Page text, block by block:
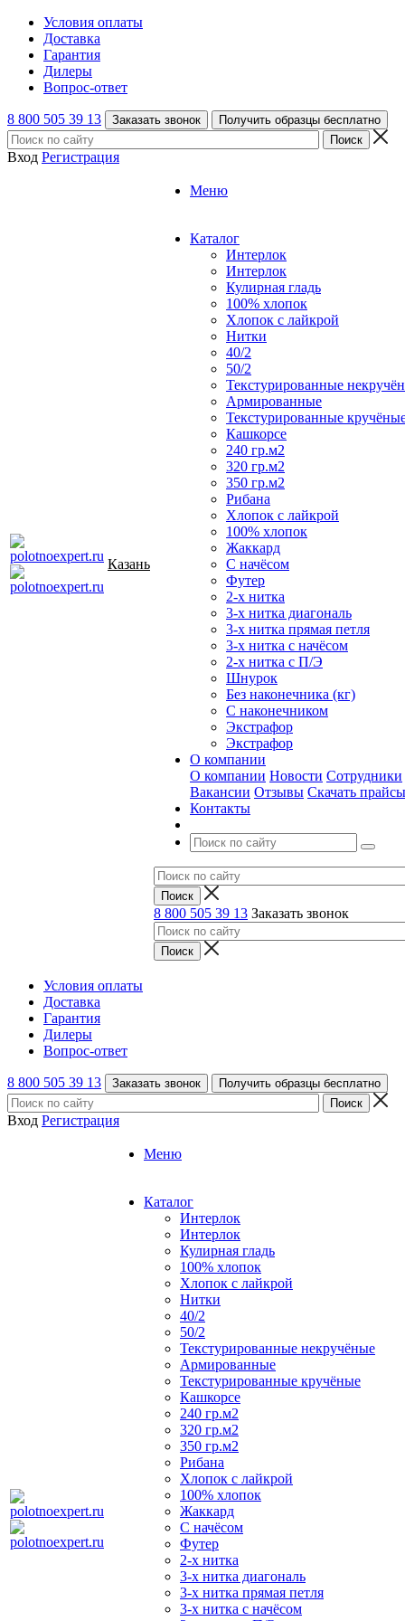
Условия оплаты
Доставка
Гарантия
Дилеры
Вопрос-ответ
8 800 505 39 13 Заказать звонок Получить образцы бесплатно
Вход Регистрация
Казань
Меню
Каталог
Интерлок
Интерлок
Кулирная гладь
100% хлопок
Хлопок с лайкрой
Нитки
40/2
50/2
Текстурированные
Армированные
Текстурированные
Кашкорсе
240 гр.м2
320 гр.м2
350 гр.м2
Рибана
Хлопок с лайкрой
100% хлопок
Жаккард
С начёсом
Футер
2-х нитка
3-х нитка диагональ
3-х нитка прямая петля
3-х нитка с начёсом
2-х нитка с П/Э
Шнурок
Без наконечника (кг)
С наконечником
Экстрафор
Экстрафор
О компании
О компании Новости Сотрудники
Вакансии Отзывы Скачать прайсы
Контакты
8 800 505 39 13 Заказать звонок
Условия оплаты
Доставка
Гарантия
Дилеры
Вопрос-ответ
8 800 505 39 13 Заказать звонок Получить образцы бесплатно
Вход Регистрация
Меню
Каталог
Интерлок
Интерлок
Кулирная гладь
100% хлопок
Хлопок с лайкрой
Нитки
40/2
50/2
Текстурированные некручёные
Армированные
Текстурированные кручёные
Кашкорсе
240 гр.м2
320 гр.м2
350 гр.м2
Рибана
Хлопок с лайкрой
100% хлопок
Жаккард
С начёсом
Футер
2-х нитка
3-х нитка диагональ
3-х нитка прямая петля
3-х нитка с начёсом